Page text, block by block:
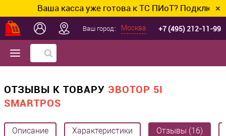
Ваша касса уже готова к ТС ПИоТ? Подключим и✕
Ваш город:: Москва +7 (495) 212-11-99
ОТЗЫВЫ К ТОВАРУ ЭВОТОР 5I
SMARTPOS
Описание Характеристики Отзывы (16)